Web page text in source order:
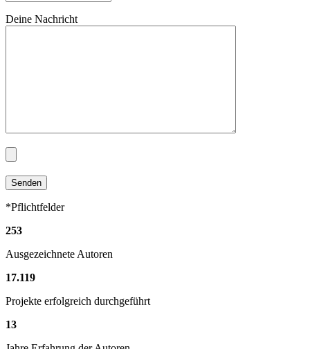
Deine Nachricht
*Pflichtfelder
253
Ausgezeichnete Autoren
17.119
Projekte erfolgreich durchgeführt
13